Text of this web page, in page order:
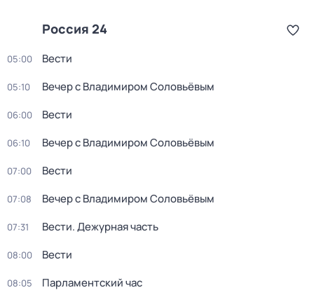
Россия 24
05:00 Вести
05:10 Вечер с Владимиром Соловьёвым
06:00 Вести
06:10 Вечер с Владимиром Соловьёвым
07:00 Вести
07:08 Вечер с Владимиром Соловьёвым
07:31 Вести. Дежурная часть
08:00 Вести
08:05 Парламентский час